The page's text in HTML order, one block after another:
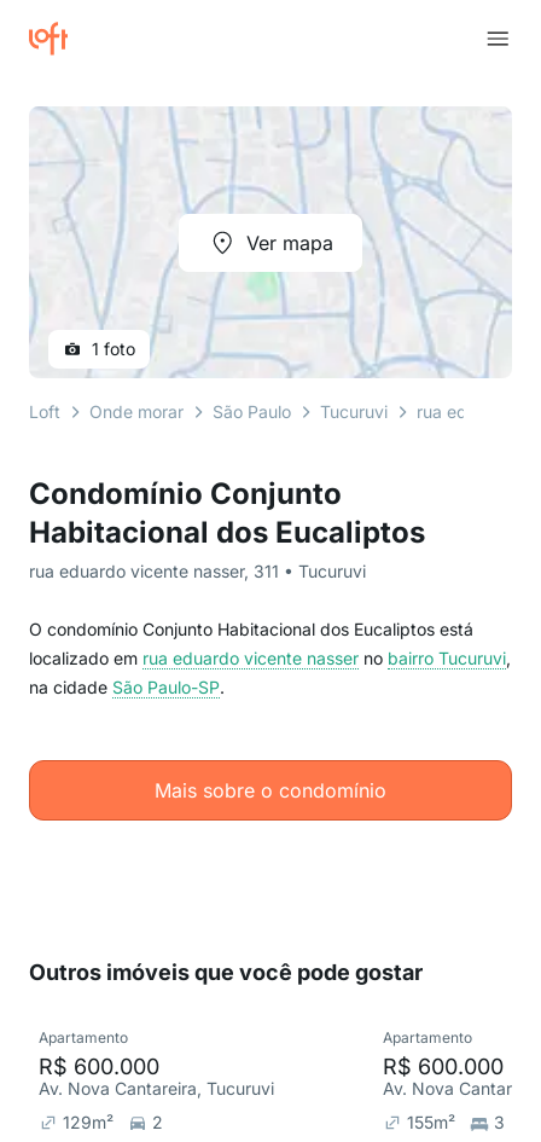
Condomínio Conjunto
Habitacional dos Eucaliptos
rua eduardo vicente nasser, 311 • Tucuruvi
O condomínio Conjunto Habitacional dos Eucaliptos está
localizado em rua eduardo vicente nasser no bairro Tucuruvi,
na cidade São Paulo-SP.
Mais sobre o condomínio
Ver mapa
1 foto
Loft Onde morar São Paulo Tucuruvi rua eduardo
Outros imóveis que você pode gostar
Apartamento
R$ 600.000
Av. Nova Cantareira, Tucuruvi
129m²
2
Apartamento
R$ 600.000
Av. Nova
155m²
3